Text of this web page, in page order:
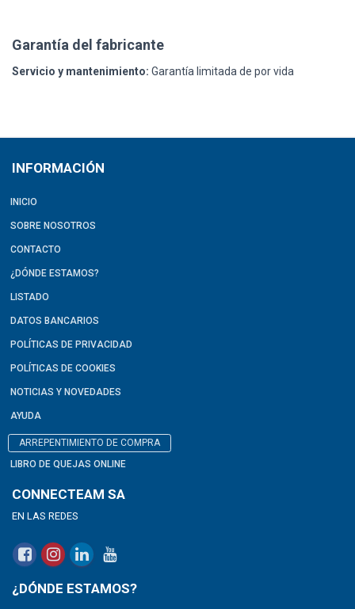
Garantía del fabricante
Servicio y mantenimiento: Garantía limitada de por vida
INFORMACIÓN
INICIO
SOBRE NOSOTROS
CONTACTO
¿DÓNDE ESTAMOS?
LISTADO
DATOS BANCARIOS
POLÍTICAS DE PRIVACIDAD
POLÍTICAS DE COOKIES
NOTICIAS Y NOVEDADES
AYUDA
ARREPENTIMIENTO DE COMPRA
LIBRO DE QUEJAS ONLINE
CONNECTEAM SA
EN LAS REDES
¿DÓNDE ESTAMOS?